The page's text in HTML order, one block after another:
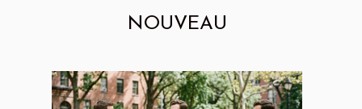
NOUVEAU